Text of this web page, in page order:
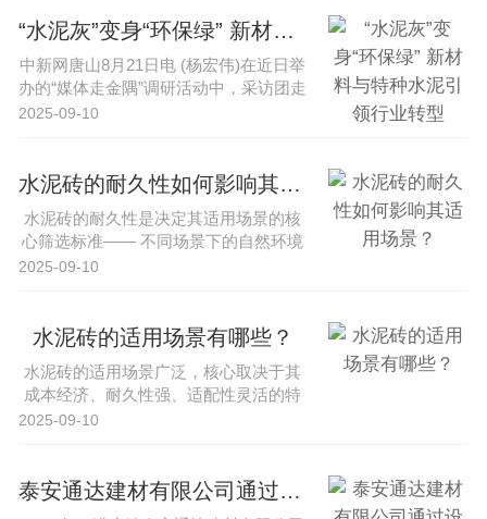
“水泥灰”变身“环保绿” 新材料与特种水泥引领行业转型
中新网唐山8月21日电 (杨宏伟)在近日举
办的“媒体走金隅”调研活动中，采访团走
进内蒙古锡林郭勒盟、···
2025-09-10
水泥砖的耐久性如何影响其适用场景？
水泥砖的耐久性是决定其适用场景的核
心筛选标准—— 不同场景下的自然环境
（温湿度、酸碱、风雨侵蚀）、使···
2025-09-10
水泥砖的适用场景有哪些？
水泥砖的适用场景广泛，核心取决于其
成本经济、耐久性强、适配性灵活的特
性，同时需结合不同场景对材料性能···
2025-09-10
泰安通达建材有限公司通过设备升级提升水泥砖生产效率